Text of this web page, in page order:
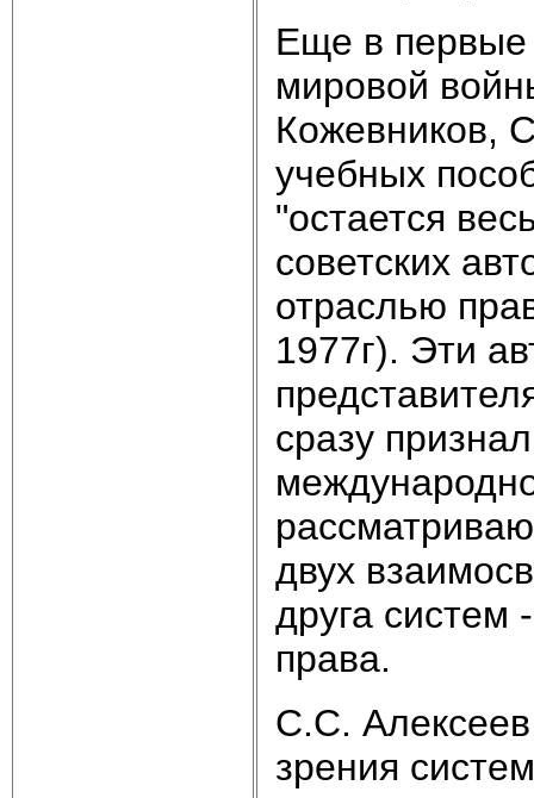
Еще в первые
мировой
Кожевников,
учебных
"остается
советских
отраслью
1977г). Эти
сразу
двух
друга систем
права.
С.С. Алексеев
зрения